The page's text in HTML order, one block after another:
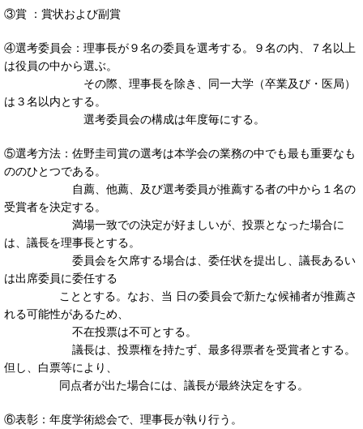
③賞 ：賞状および副賞
④選考委員会：理事長が９名の委員を選考する。９名の内、７名以上
は役員の中から選ぶ。
その際、理事長を除き、同一大学（卒業及び・医局）
は３名以内とする。
選考委員会の構成は年度毎にする。
⑤選考方法：佐野圭司賞の選考は本学会の業務の中でも最も重要なも
ののひとつである。
自薦、他薦、及び選考委員が推薦する者の中から１名の
受賞者を決定する。
満場一致での決定が好ましいが、投票となった場合に
は、議長を理事長とする。
委員会を欠席する場合は、委任状を提出し、議長あるい
は出席委員に委任する
こととする。なお、当 日の委員会で新たな候補者が推薦さ
れる可能性があるため、
不在投票は不可とする。
議長は、投票権を持たず、最多得票者を受賞者とする。
但し、白票等により、
同点者が出た場合には、議長が最終決定をする。
⑥表彰：年度学術総会で、理事長が執り行う。